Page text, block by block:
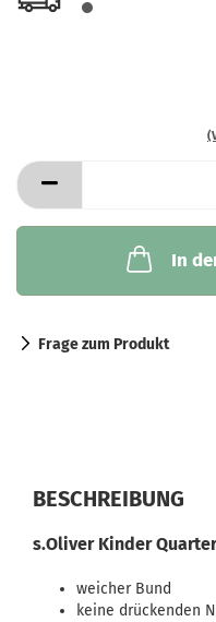
In
Frage zum Produkt
BESCHREIBUNG
s.Oliver Kinder
weicher Bund
keine drückenden